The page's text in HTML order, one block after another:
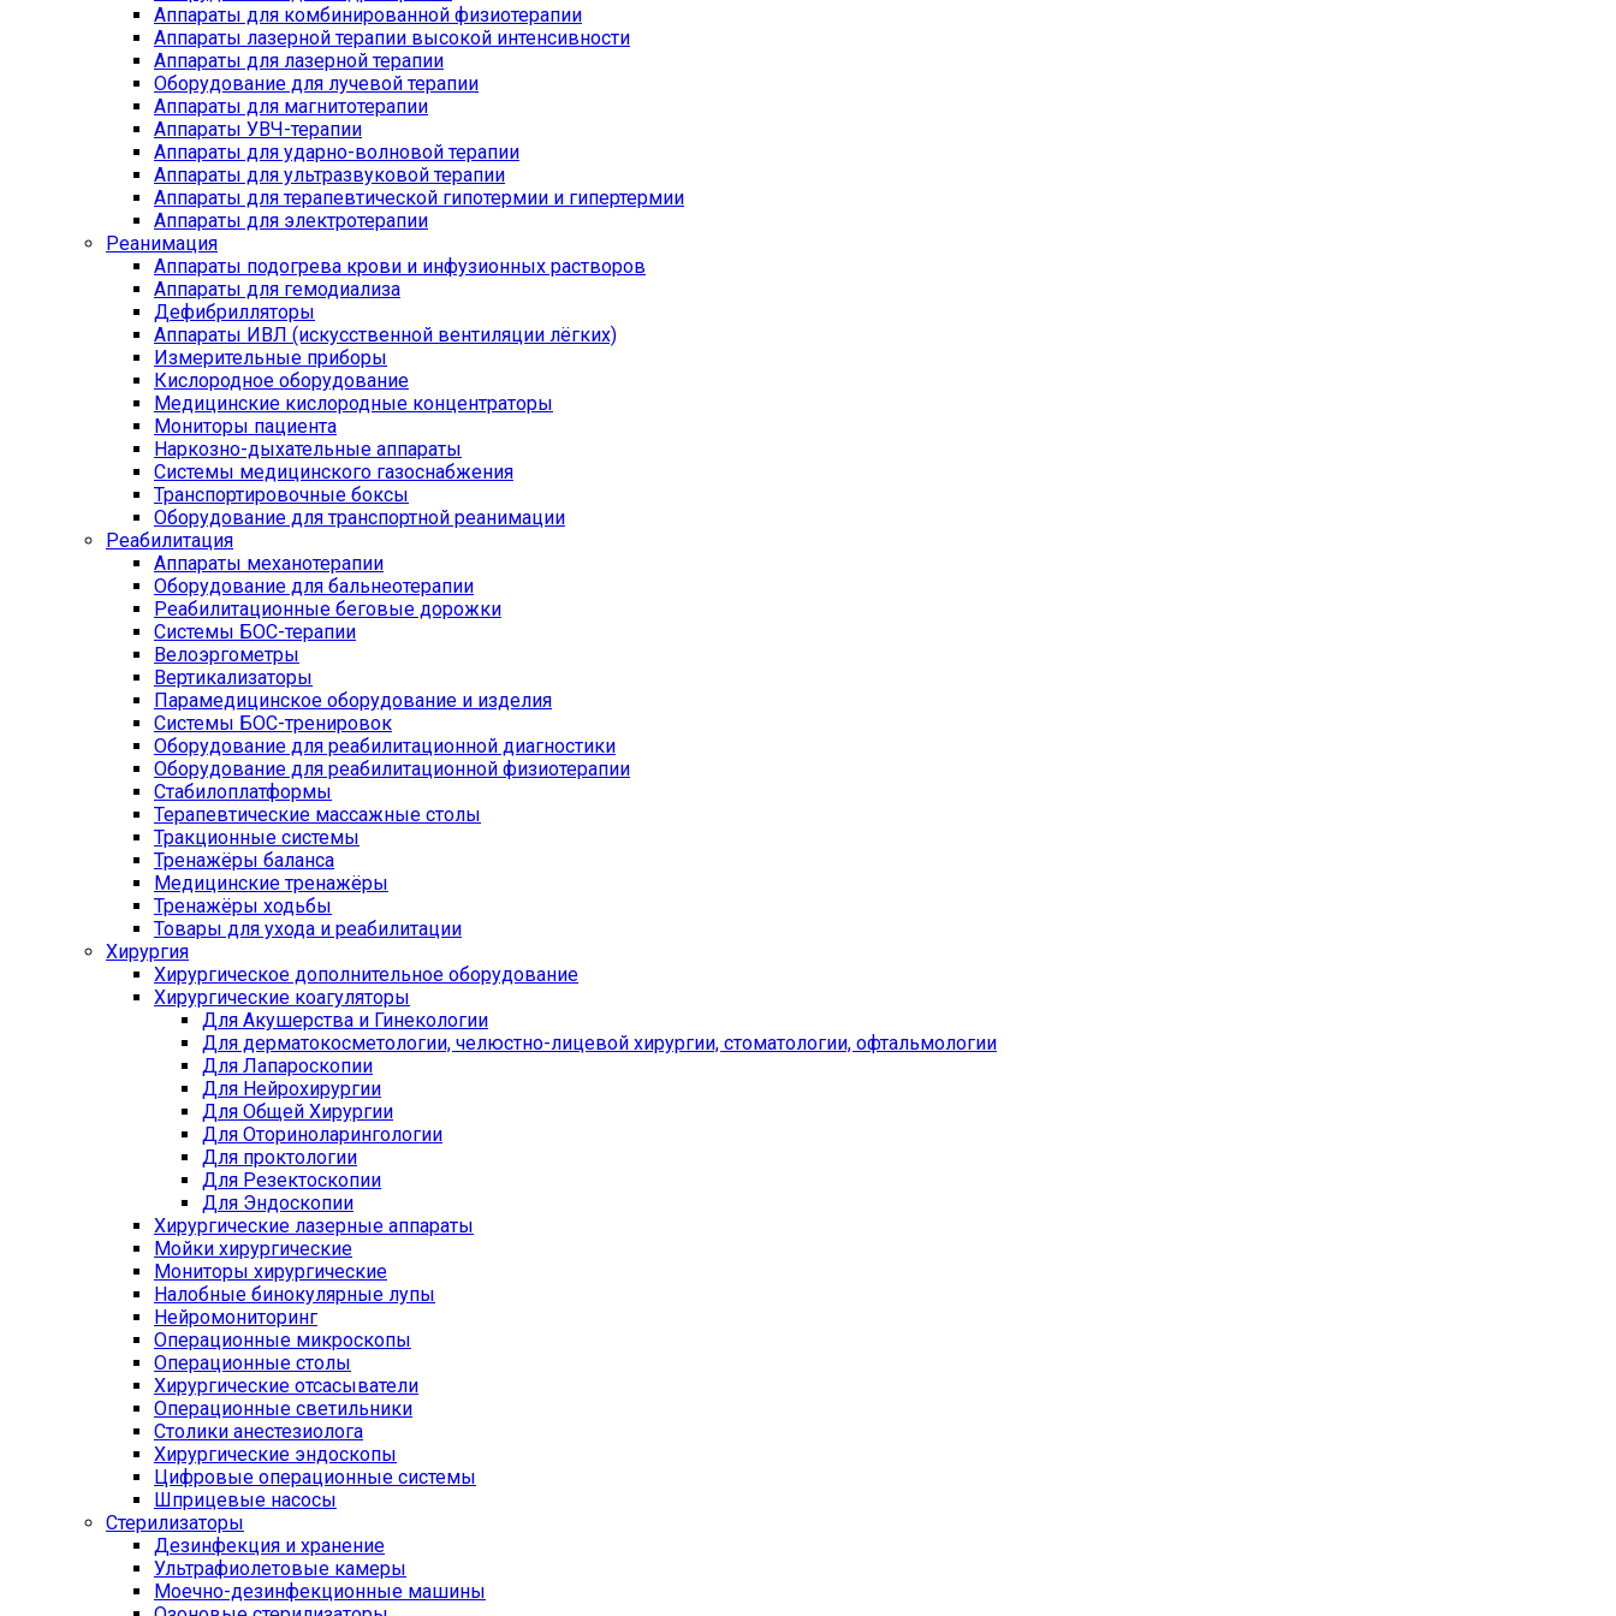
Аппараты для комбинированной физиотерапии
Аппараты лазерной терапии высокой интенсивности
Аппараты для лазерной терапии
Оборудование для лучевой терапии
Аппараты для магнитотерапии
Аппараты УВЧ-терапии
Аппараты для ударно-волновой терапии
Аппараты для ультразвуковой терапии
Аппараты для терапевтической гипотермии и гипертермии
Аппараты для электротерапии
Реанимация
Аппараты подогрева крови и инфузионных растворов
Аппараты для гемодиализа
Дефибрилляторы
Аппараты ИВЛ (искусственной вентиляции лёгких)
Измерительные приборы
Кислородное оборудование
Медицинские кислородные концентраторы
Мониторы пациента
Наркозно-дыхательные аппараты
Системы медицинского газоснабжения
Транспортировочные боксы
Оборудование для транспортной реанимации
Реабилитация
Аппараты механотерапии
Оборудование для бальнеотерапии
Реабилитационные беговые дорожки
Системы БОС-терапии
Велоэргометры
Вертикализаторы
Парамедицинское оборудование и изделия
Системы БОС-тренировок
Оборудование для реабилитационной диагностики
Оборудование для реабилитационной физиотерапии
Стабилоплатформы
Терапевтические массажные столы
Тракционные системы
Тренажёры баланса
Медицинские тренажёры
Тренажёры ходьбы
Товары для ухода и реабилитации
Хирургия
Хирургическое дополнительное оборудование
Хирургические коагуляторы
Для Акушерства и Гинекологии
Для дерматокосметологии, челюстно-лицевой хирургии, стоматологии, офтальмологии
Для Лапароскопии
Для Нейрохирургии
Для Общей Хирургии
Для Оториноларингологии
Для проктологии
Для Резектоскопии
Для Эндоскопии
Хирургические лазерные аппараты
Мойки хирургические
Мониторы хирургические
Налобные бинокулярные лупы
Нейромониторинг
Операционные микроскопы
Операционные столы
Хирургические отсасыватели
Операционные светильники
Столики анестезиолога
Хирургические эндоскопы
Цифровые операционные системы
Шприцевые насосы
Стерилизаторы
Дезинфекция и хранение
Ультрафиолетовые камеры
Моечно-дезинфекционные машины